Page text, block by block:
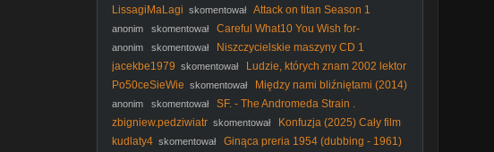
LissagiMaLagi skomentował Attack on titan Season 1
Odcinek 22 [Napisy PL]
anonim skomentował
Careful What10 You Wish for-
Ostrożnie, czego11 sobie życzysz.
anonim skomentował
Niszczycielskie maszyny CD 1
jacekbe1979 skomentował
Ludzie, których znam 2002 lektor
pl
Po50ceSieWie skomentował
Między nami bliźniętami (2014)
[Lektor PL] - The Skeleton Twins
anonim skomentował
SF. - The Andromeda Strain .
Tajemnica. Andromedy. (1971) lektor
zbigniew.pedziwiatr skomentował
Konfuzja (2025) Cały film
PL
kudlaty4 skomentował Ginąca preria 1954 (dubbing - 1961)